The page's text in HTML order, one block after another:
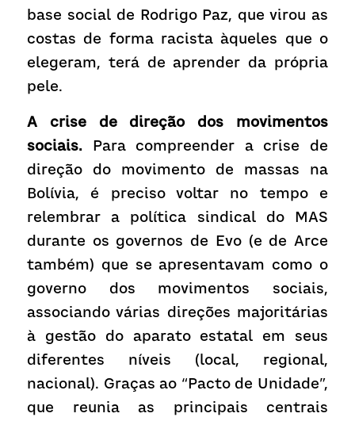
base social de Rodrigo Paz, que virou as
costas de forma racista àqueles que o
elegeram, terá de aprender da própria
pele.
A crise de direção dos movimentos
sociais. Para compreender a crise de
direção do movimento de massas na
Bolívia, é preciso voltar no tempo e
relembrar a política sindical do MAS
durante os governos de Evo (e de Arce
também) que se apresentavam como o
governo dos movimentos sociais,
associando várias direções majoritárias
à gestão do aparato estatal em seus
diferentes níveis (local, regional,
nacional). Graças ao “Pacto de Unidade”,
que reunia as principais centrais